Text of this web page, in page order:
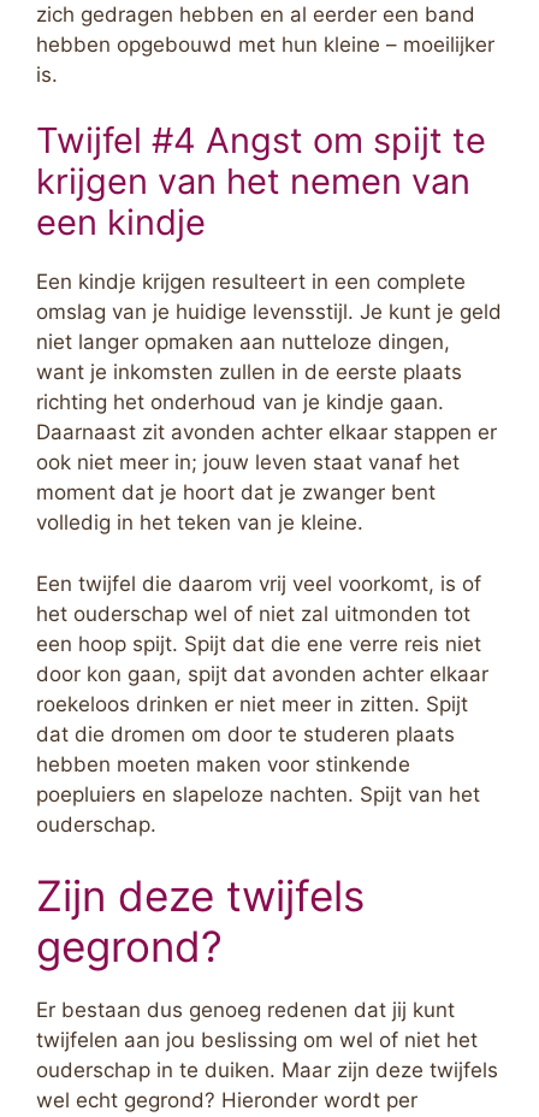
zich gedragen hebben en al eerder een band
hebben opgebouwd met hun kleine – moeilijker
is.
Twijfel #4 Angst om spijt te
krijgen van het nemen van
een kindje
Een kindje krijgen resulteert in een complete
omslag van je huidige levensstijl. Je kunt je geld
niet langer opmaken aan nutteloze dingen,
want je inkomsten zullen in de eerste plaats
richting het onderhoud van je kindje gaan.
Daarnaast zit avonden achter elkaar stappen er
ook niet meer in; jouw leven staat vanaf het
moment dat je hoort dat je zwanger bent
volledig in het teken van je kleine.
Een twijfel die daarom vrij veel voorkomt, is of
het ouderschap wel of niet zal uitmonden tot
een hoop spijt. Spijt dat die ene verre reis niet
door kon gaan, spijt dat avonden achter elkaar
roekeloos drinken er niet meer in zitten. Spijt
dat die dromen om door te studeren plaats
hebben moeten maken voor stinkende
poepluiers en slapeloze nachten. Spijt van het
ouderschap.
Zijn deze twijfels
gegrond?
Er bestaan dus genoeg redenen dat jij kunt
twijfelen aan jou beslissing om wel of niet het
ouderschap in te duiken. Maar zijn deze twijfels
wel echt gegrond? Hieronder wordt per